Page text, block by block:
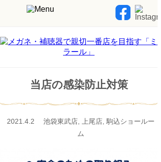
当店の感染防止対策
2021.4.2 池袋東武店, 上尾店, 駒込ショールー
ム